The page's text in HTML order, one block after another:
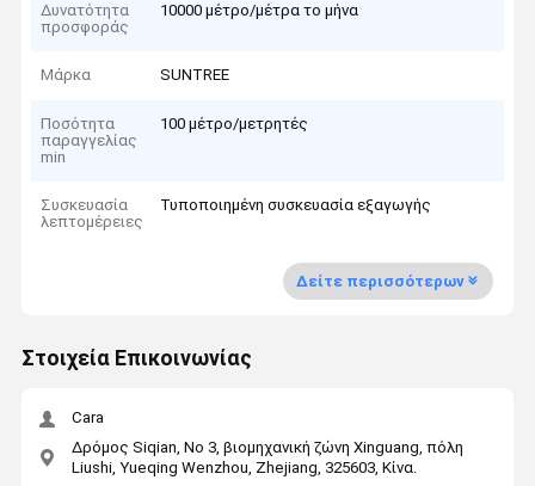
Δυνατότητα
προσφοράς
10000 μέτρο/μέτρα το μήνα
Μάρκα SUNTREE
Ποσότητα
παραγγελίας
min
100 μέτρο/μετρητές
Συσκευασία
λεπτομέρειες
Τυποποιημένη συσκευασία εξαγωγής
Δείτε περισσότερων
Στοιχεία Επικοινωνίας
Cara
Δρόμος Siqian, Νο 3, βιομηχανική ζώνη Xinguang, πόλη
Liushi, Yueqing Wenzhou, Zhejiang, 325603, Κίνα.